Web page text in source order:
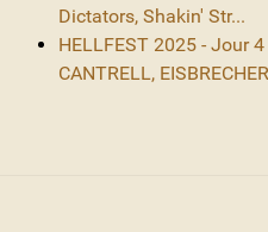
Dictators, Shakin' Str...
HELLFEST 2025 - Jour 4
CANTRELL,